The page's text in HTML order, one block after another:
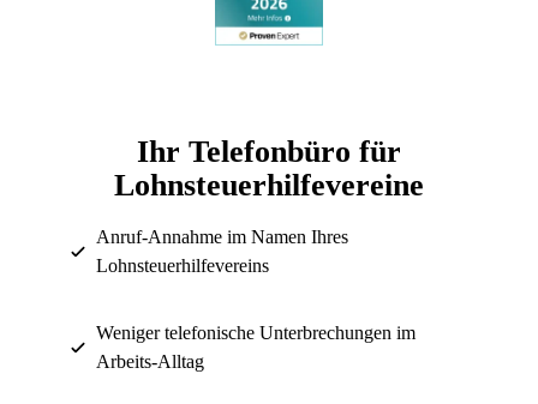
Ihr Telefonbüro für
Lohnsteuerhilfevereine
Anruf-Annahme im Namen Ihres
Lohnsteuerhilfevereins
Weniger telefonische Unterbrechungen im
Arbeits-Alltag